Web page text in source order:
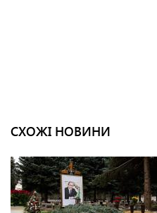
СХОЖІ НОВИНИ